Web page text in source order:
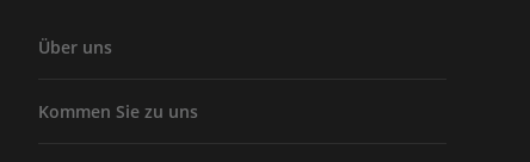
Über uns
Kommen Sie zu uns